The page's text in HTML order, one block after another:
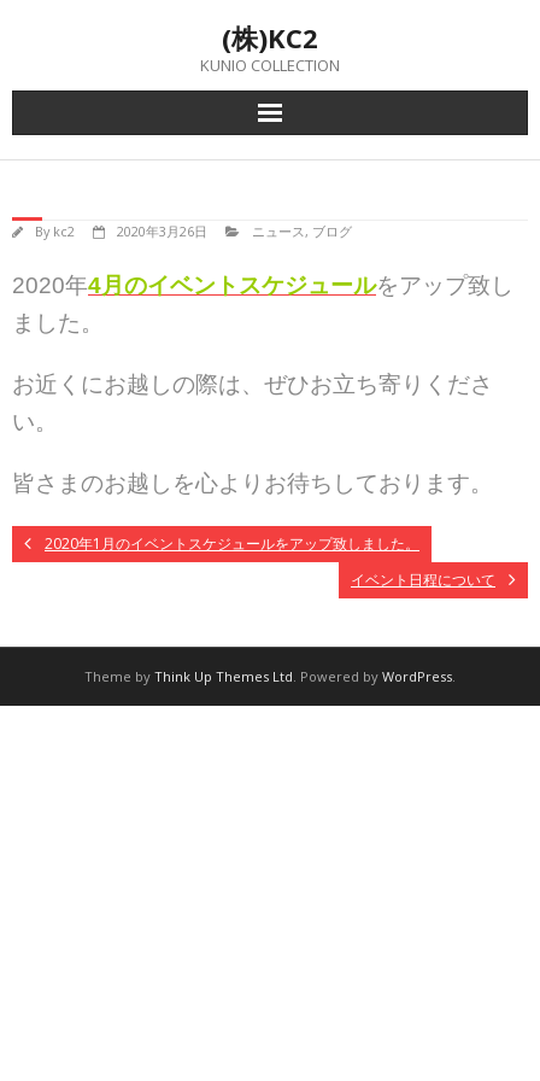
(株)KC2
KUNIO COLLECTION
By kc2 2020年3月26日 ニュース, ブログ
2020年4月のイベントスケジュールをアップ致し
ました。
お近くにお越しの際は、ぜひお立ち寄りくださ
い。
皆さまのお越しを心よりお待ちしております。
2020年1月のイベントスケジュールをアップ致しました。
イベント日程について
Theme by Think Up Themes Ltd. Powered by WordPress.